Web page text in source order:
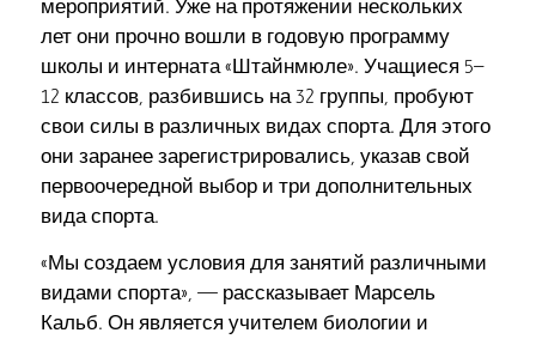
мероприятий. Уже на протяжении нескольких
лет они прочно вошли в годовую программу
школы и интерната «Штайнмюле». Учащиеся 5–
12 классов, разбившись на 32 группы, пробуют
свои силы в различных видах спорта. Для этого
они заранее зарегистрировались, указав свой
первоочередной выбор и три дополнительных
вида спорта.
«Мы создаем условия для занятий различными
видами спорта», — рассказывает Марсель
Кальб. Он является учителем биологии и